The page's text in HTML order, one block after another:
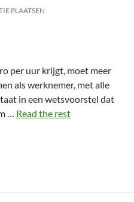
PLAATSEN
per uur krijgt, moet meer
als werknemer, met alle
in een wetsvoorstel dat
… Read the rest